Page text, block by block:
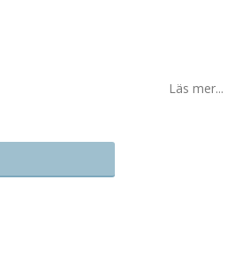
Läs mer...